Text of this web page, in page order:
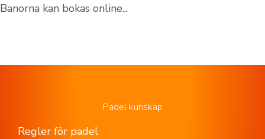
Banorna kan bokas online...
Padel kunskap
Regler för padel